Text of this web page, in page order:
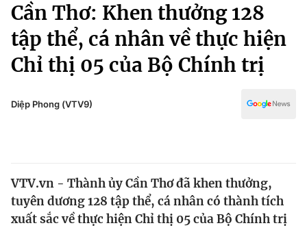
Chuyên mục
Chính trị
Thế giới
Pháp luật
Kinh tế
Thể thao
Truyền hình
Văn hóa - Giải trí
Đời sống
Cần Thơ: Khen thưởng 128
tập thể, cá nhân về thực hiện
Chỉ thị 05 của Bộ Chính trị
Diệp Phong (VTV9)
VTV.vn - Thành ủy Cần Thơ đã khen thưởng,
tuyên dương 128 tập thể, cá nhân có thành tích
xuất sắc về thực hiện Chỉ thị 05 của Bộ Chính trị